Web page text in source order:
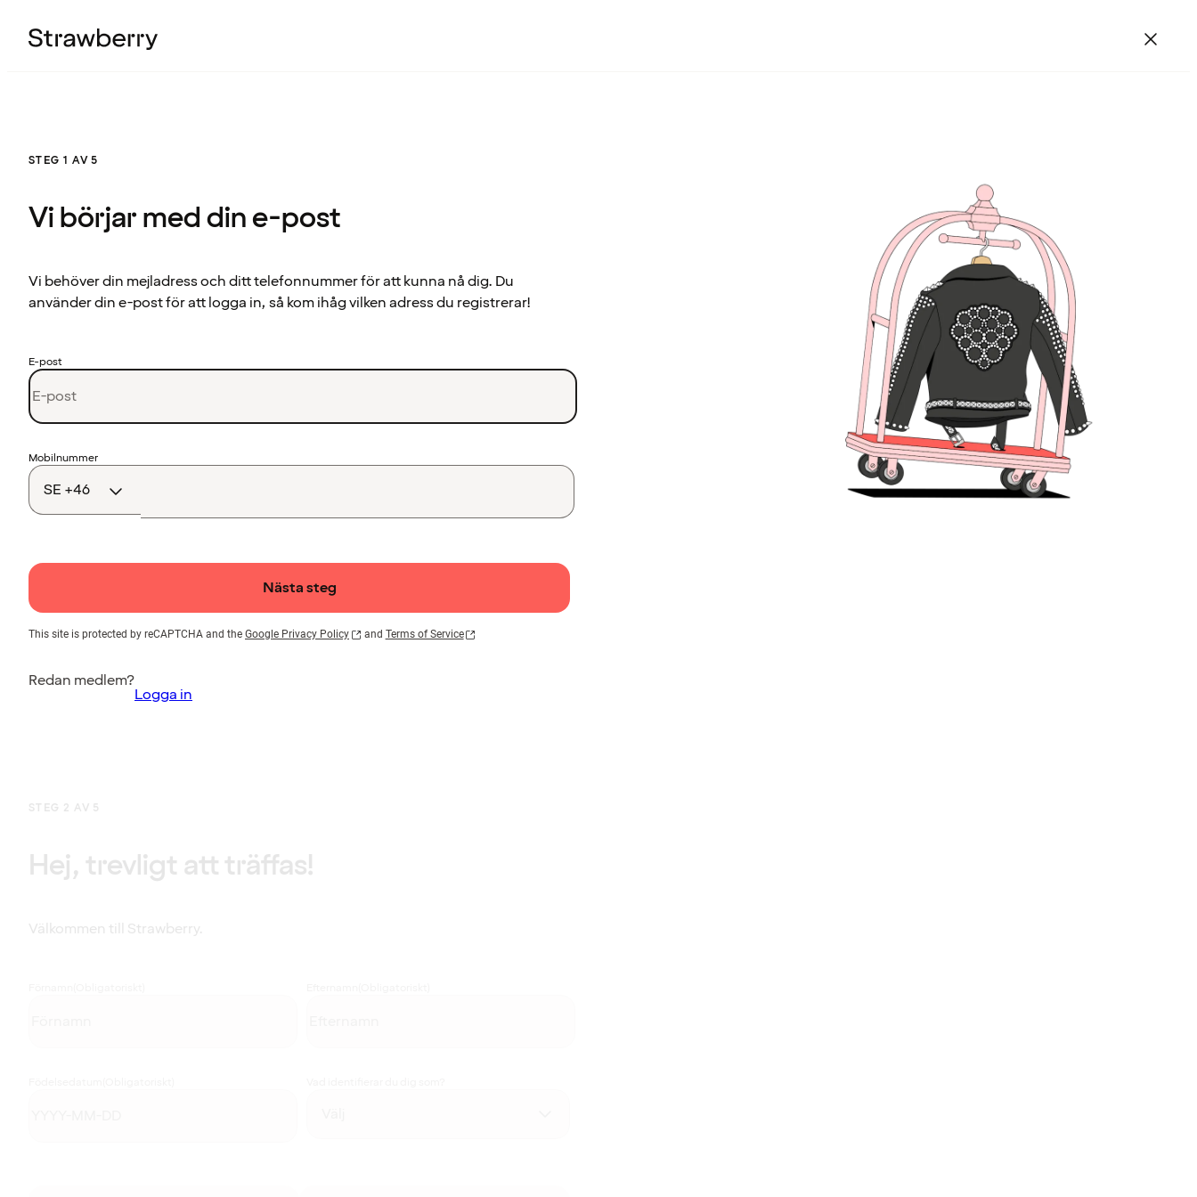
STEG 1 AV 5
Vi börjar med din e-post
Vi behöver din mejladress och ditt telefonnummer för att kunna nå dig. Du
använder din e-post för att logga in, så kom ihåg vilken adress du registrerar!
E-post
Landskod
Mobilnummer
Nästa steg
This site is protected by reCAPTCHA and the Google Privacy Policy and Terms of Service
Redan medlem?
Logga in
STEG 2 AV 5
Hej, trevligt att träffas!
Välkommen till Strawberry.